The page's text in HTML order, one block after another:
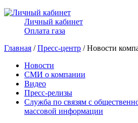
Личный кабинет
Оплата газа
Главная /Пресс-центр / Новости
Новости
СМИ о компании
Видео
Пресс-релизы
Служба по связям с
массовой информации